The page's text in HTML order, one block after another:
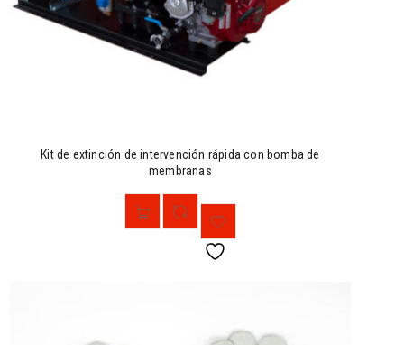
Kit de extinción de intervención rápida con bomba de
membranas